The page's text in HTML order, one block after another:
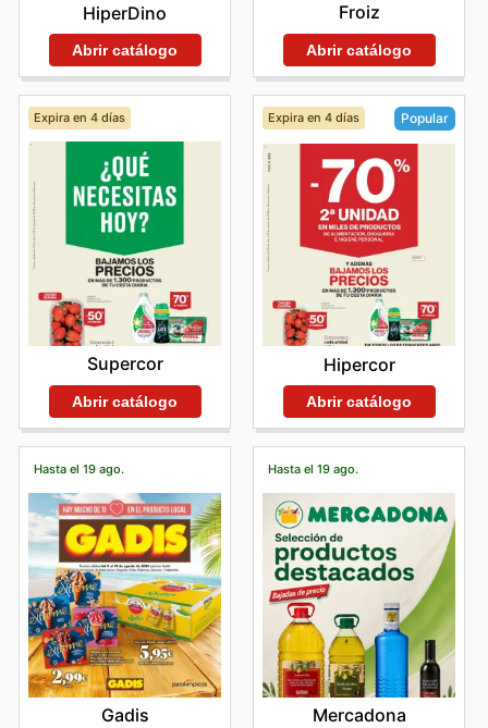
HiperDino
Abrir catálogo
Froiz
Abrir catálogo
Expira en 4 días
Supercor
Abrir catálogo
Expira en 4 días Popular
Hipercor
Abrir catálogo
Hasta el 19 ago.
Gadis
Hasta el 19 ago.
Mercadona